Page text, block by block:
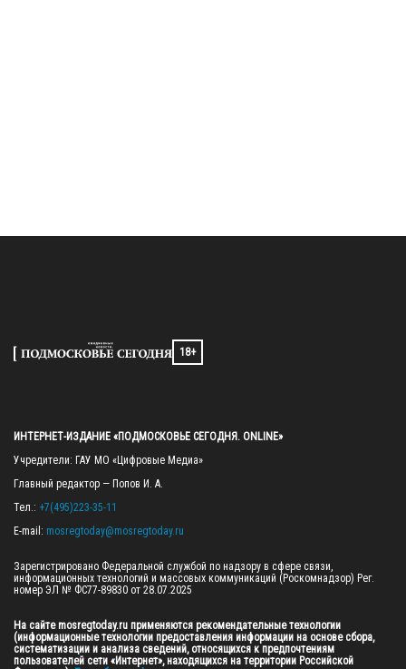
18+
ИНТЕРНЕТ-ИЗДАНИЕ «ПОДМОСКОВЬЕ СЕГОДНЯ. ONLINE»
Учредители: ГАУ МО «Цифровые Медиа»
Главный редактор — Попов И. А.
Тел.: +7(495)223-35-11
E-mail: mosregtoday@mosregtoday.ru
Зарегистрировано Федеральной службой по надзору в сфере связи,
информационных технологий и массовых коммуникаций (Роскомнадзор) Рег.
номер ЭЛ № ФС77-89830 от 28.07.2025
На сайте mosregtoday.ru применяются рекомендательные технологии
(информационные технологии предоставления информации на основе сбора,
систематизации и анализа сведений, относящихся к предпочтениям
пользователей сети «Интернет», находящихся на территории Российской